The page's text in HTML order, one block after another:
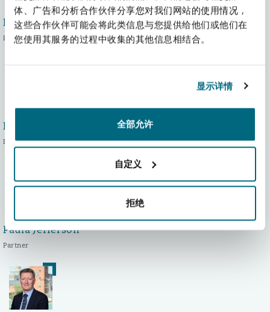
体、广告和分析合作伙伴分享您对我们网站的使用情况，
这些合作伙伴可能会将此类信息与您提供给他们或他们在
您使用其服务的过程中收集的其他信息相结合。
显示详情
全部允许
自定义
拒绝
Mike Dobson
Partner
Mark Hemsted
Partner
Paula Jefferson
Partner